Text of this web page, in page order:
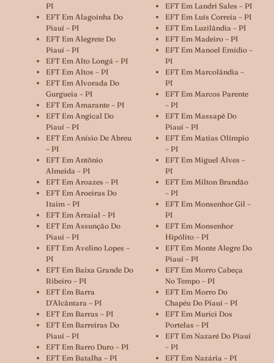
PI
EFT Em Alagoinha Do
Piauí – PI
EFT Em Alegrete Do
Piauí – PI
EFT Em Alto Longá – PI
EFT Em Altos – PI
EFT Em Alvorada Do
Gurgueia – PI
EFT Em Amarante – PI
EFT Em Angical Do
Piauí – PI
EFT Em Anísio De Abreu
– PI
EFT Em Antônio
Almeida – PI
EFT Em Aroazes – PI
EFT Em Aroeiras Do
Itaim – PI
EFT Em Arraial – PI
EFT Em Assunção Do
Piauí – PI
EFT Em Avelino Lopes –
PI
EFT Em Baixa Grande Do
Ribeiro – PI
EFT Em Barra
D’Alcântara – PI
EFT Em Barras – PI
EFT Em Barreiras Do
Piauí – PI
EFT Em Barro Duro – PI
EFT Em Batalha – PI
EFT Em Landri Sales – PI
EFT Em Luís Correia – PI
EFT Em Luzilândia – PI
EFT Em Madeiro – PI
EFT Em Manoel Emídio –
PI
EFT Em Marcolândia –
PI
EFT Em Marcos Parente
– PI
EFT Em Massapê Do
Piauí – PI
EFT Em Matias Olímpio
– PI
EFT Em Miguel Alves –
PI
EFT Em Milton Brandão
– PI
EFT Em Monsenhor Gil –
PI
EFT Em Monsenhor
Hipólito – PI
EFT Em Monte Alegre Do
Piauí – PI
EFT Em Morro Cabeça
No Tempo – PI
EFT Em Morro Do
Chapéu Do Piauí – PI
EFT Em Murici Dos
Portelas – PI
EFT Em Nazaré Do Piauí
– PI
EFT Em Nazária – PI